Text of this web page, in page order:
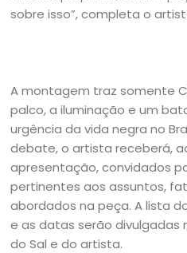
sobre isso”, completa o
A montagem traz somente
palco, a iluminação e um
urgência da vida negra no
debate, o artista receberá,
apresentação, convidados
pertinentes aos assuntos,
abordados na peça. A lista
e as datas serão divulgadas
do Sal e do artista.